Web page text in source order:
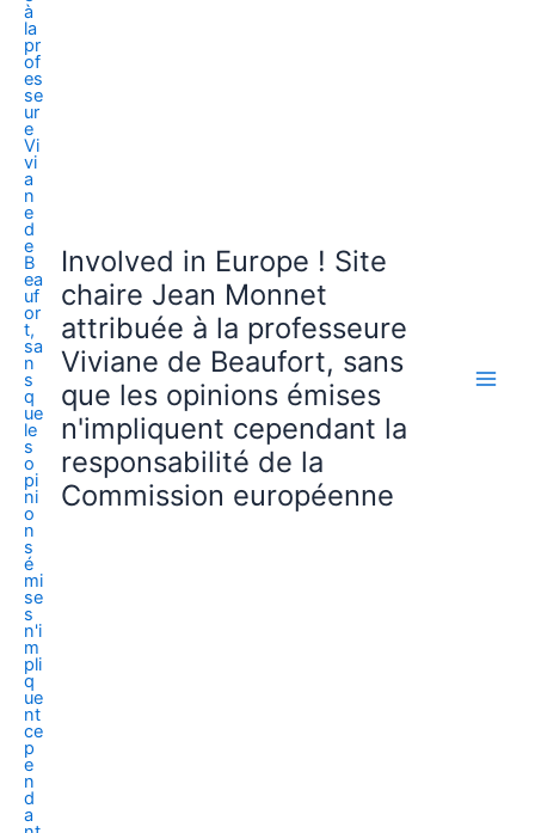
Involved in Europe ! Site
chaire Jean Monnet
attribuée à la professeure
Viviane de Beaufort, sans
que les opinions émises
n'impliquent cependant la
responsabilité de la
Commission européenne